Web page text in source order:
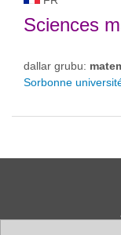
Sciences
dallar grubu:
Sorbonne